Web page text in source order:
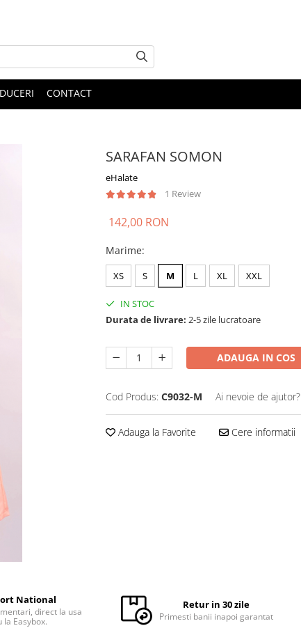
CONTACT
SARAFAN SOMON
eHalate
1 Review
142,00 RON
Marime:
XS S M L XL XXL
IN STOC
Durata de livrare: 2-5 zile lucratoare
ADAUGA IN COS
Cod Produs: C9032-M Ai nevoie de ajutor?
Adauga la Favorite Cere informatii
National
direct la usa
la Easybox.
Retur in 30 zile
Primesti banii inapoi garantat